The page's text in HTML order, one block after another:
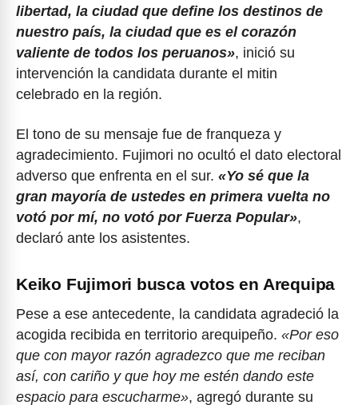
libertad, la ciudad que define los destinos de
nuestro país, la ciudad que es el corazón
valiente de todos los peruanos», inició su
intervención la candidata durante el mitin
celebrado en la región.
El tono de su mensaje fue de franqueza y
agradecimiento. Fujimori no ocultó el dato electoral
adverso que enfrenta en el sur. «Yo sé que la
gran mayoría de ustedes en primera vuelta no
votó por mí, no votó por Fuerza Popular»,
declaró ante los asistentes.
Keiko Fujimori busca votos en Arequipa
Pese a ese antecedente, la candidata agradeció la
acogida recibida en territorio arequipeño. «Por eso
que con mayor razón agradezco que me reciban
así, con cariño y que hoy me estén dando este
espacio para escucharme», agregó durante su